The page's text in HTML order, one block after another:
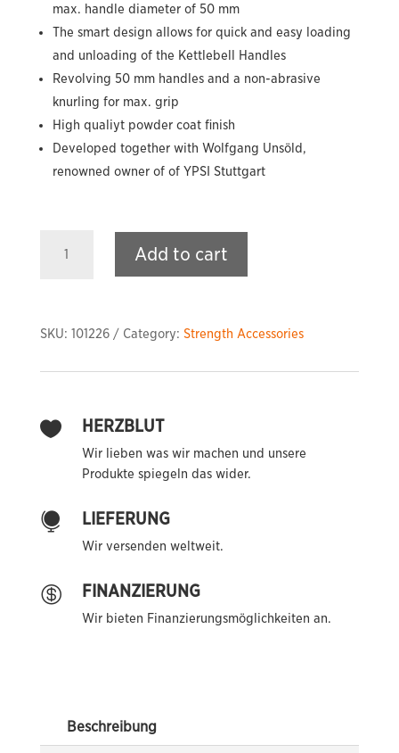
max. handle diameter of 50 mm
The smart design allows for quick and easy loading
and unloading of the Kettlebell Handles
Revolving 50 mm handles and a non-abrasive
knurling for max. grip
High qualiyt powder coat finish
Developed together with Wolfgang Unsöld,
renowned owner of of YPSI Stuttgart
Handles
Add to cart
SKU: 101226 Category: Strength Accessories
 HERZBLUT
Wir lieben was wir machen und unsere
Produkte spiegeln das wider.
 LIEFERUNG
Wir versenden weltweit.
 FINANZIERUNG
Wir bieten Finanzierungsmöglichkeiten an.
Beschreibung